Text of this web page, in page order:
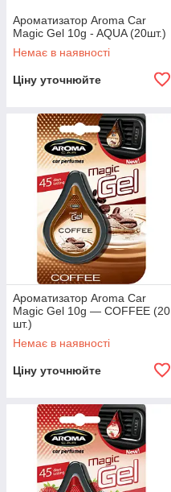
Ароматизатор Aroma Car
Magic Gel 10g - AQUA (20шт.)
Немає в наявності
Ціну уточнюйте
Ароматизатор Aroma Car
Magic Gel 10g — COFFEE (20
шт.)
Немає в наявності
Ціну уточнюйте